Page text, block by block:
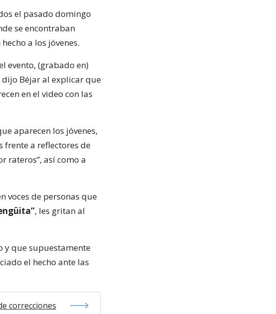
el pasado domingo
se encontraban
a los jóvenes.
evento, (grabado en)
dijo Béjar al explicar que
en el video con las
aparecen los jóvenes,
frente a reflectores de
rateros”, así como a
voces de personas que
, les gritan al
y que supuestamente
el hecho ante las
correcciones